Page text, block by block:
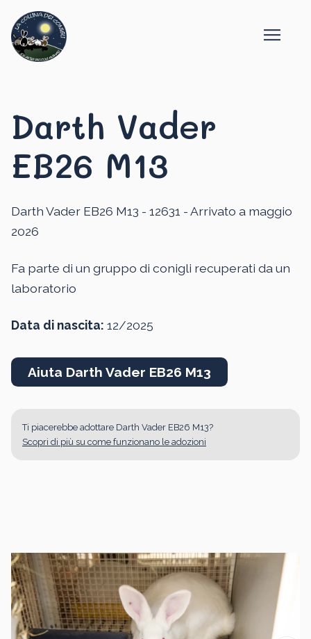
Darth Vader
EB26 M13
Darth Vader EB26 M13 - 12631 - Arrivato a maggio
2026
Fa parte di un gruppo di conigli recuperati da un
laboratorio
Data di nascita: 12/2025
Aiuta Darth Vader EB26 M13
Ti piacerebbe adottare Darth Vader EB26 M13?
Scopri di più su come funzionano le adozioni